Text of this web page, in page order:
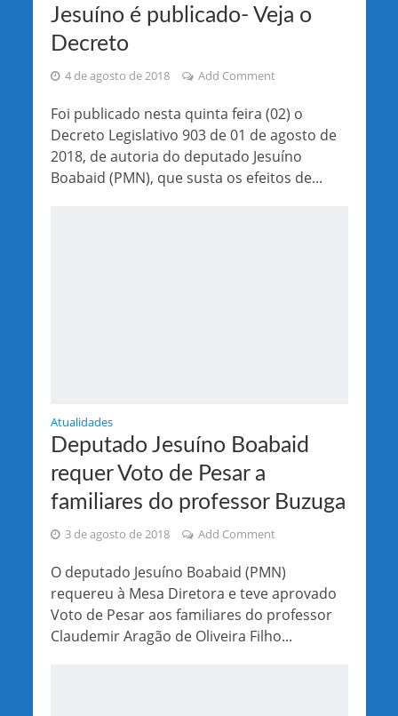
Jesuíno é publicado- Veja o
Decreto
4 de agosto de 2018 Add Comment
Foi publicado nesta quinta feira (02) o
Decreto Legislativo 903 de 01 de agosto de
2018, de autoria do deputado Jesuíno
Boabaid (PMN), que susta os efeitos de...
Atualidades
Deputado Jesuíno Boabaid
requer Voto de Pesar a
familiares do professor Buzuga
3 de agosto de 2018 Add Comment
O deputado Jesuíno Boabaid (PMN)
requereu à Mesa Diretora e teve aprovado
Voto de Pesar aos familiares do professor
Claudemir Aragão de Oliveira Filho...